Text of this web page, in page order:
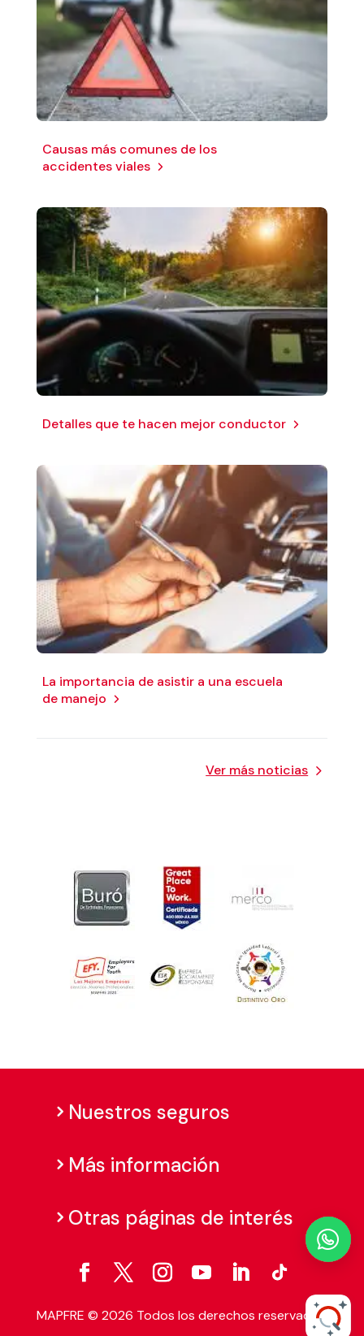
Causas más comunes de los
accidentes viales
Detalles que te hacen mejor conductor
La importancia de asistir a una escuela
de manejo
Ver más noticias
Nuestros seguros
Más información
Otras páginas de interés
MAPFRE © 2026 Todos los derechos reservados
